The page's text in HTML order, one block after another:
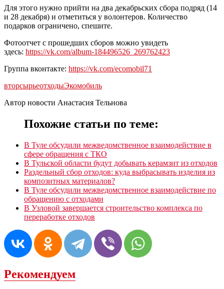
Для этого нужно прийти на два декабрьских сбора подряд (14
и 28 декабря) и отметиться у волонтеров. Количество
подарков ограничено, спешите.
Фотоотчет с прошедших сборов можно увидеть
здесь: https://vk.com/album-184496526_269762423
Группа вконтакте: https://vk.com/ecomobil71
вторсырьеотходыЭкомобиль
Автор новости Анастасия Тельнова
Похожие статьи по теме:
В Туле обсудили межведомственное взаимодействие в
сфере обращения с ТКО
В Тульской области будут добывать керамзит из отходов
Раздельный сбор отходов: куда выбрасывать изделия из
композитных материалов?
В Туле обсудили межведомственное взаимодействие по
обращению с отходами
В Узловой завершается строительство комплекса по
переработке отходов
Рекомендуем